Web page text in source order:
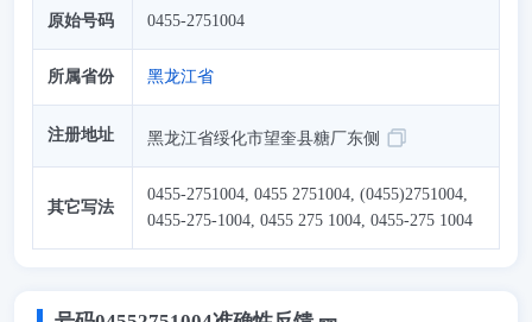
原始号码 0455-2751004
所属省份 黑龙江省
注册地址 黑龙江省绥化市望奎县糖厂东侧
其它写法
0455-2751004, 0455 2751004, (0455)2751004,
0455-275-1004, 0455 275 1004, 0455-275 1004